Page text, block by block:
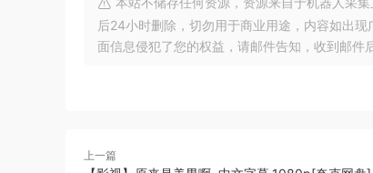
后24小时删除，切勿用于商业用途，内容如出
面信息侵犯了您的权益，请邮件告知，收到邮
上一篇